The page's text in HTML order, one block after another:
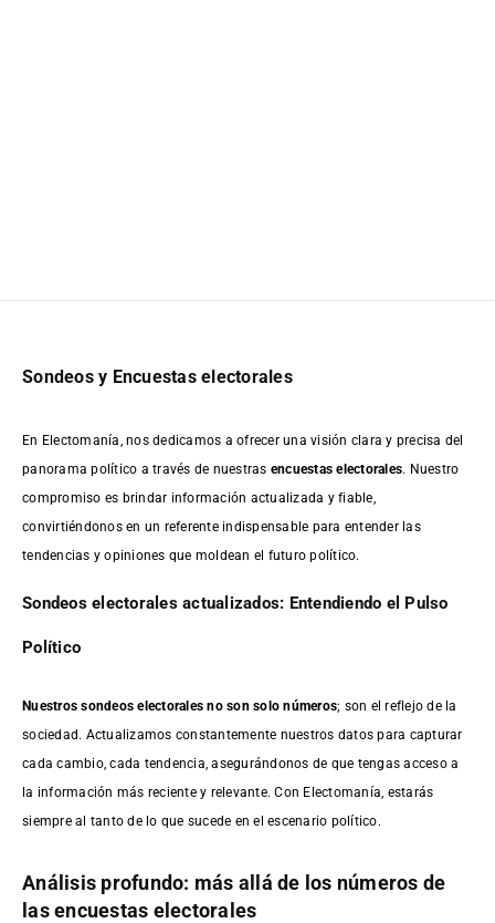
Sondeos y Encuestas electorales
En Electomanía, nos dedicamos a ofrecer una visión clara y precisa del
panorama político a través de nuestras encuestas electorales. Nuestro
compromiso es brindar información actualizada y fiable,
convirtiéndonos en un referente indispensable para entender las
tendencias y opiniones que moldean el futuro político.
Sondeos electorales actualizados: Entendiendo el Pulso
Político
Nuestros sondeos electorales no son solo números; son el reflejo de la
sociedad. Actualizamos constantemente nuestros datos para capturar
cada cambio, cada tendencia, asegurándonos de que tengas acceso a
la información más reciente y relevante. Con Electomanía, estarás
siempre al tanto de lo que sucede en el escenario político.
Análisis profundo: más allá de los números de
las encuestas electorales